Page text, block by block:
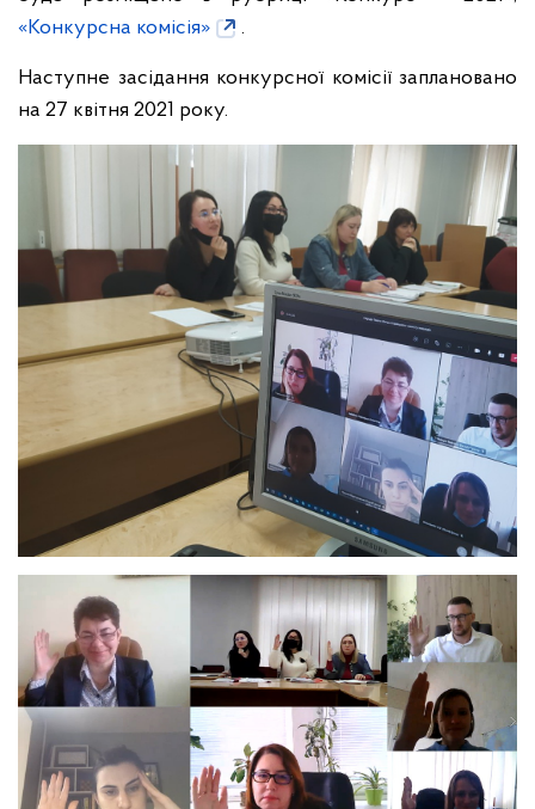
«Конкурсна комісія»
.
Наступне засідання конкурсної комісії заплановано
на 27 квітня 2021 року.